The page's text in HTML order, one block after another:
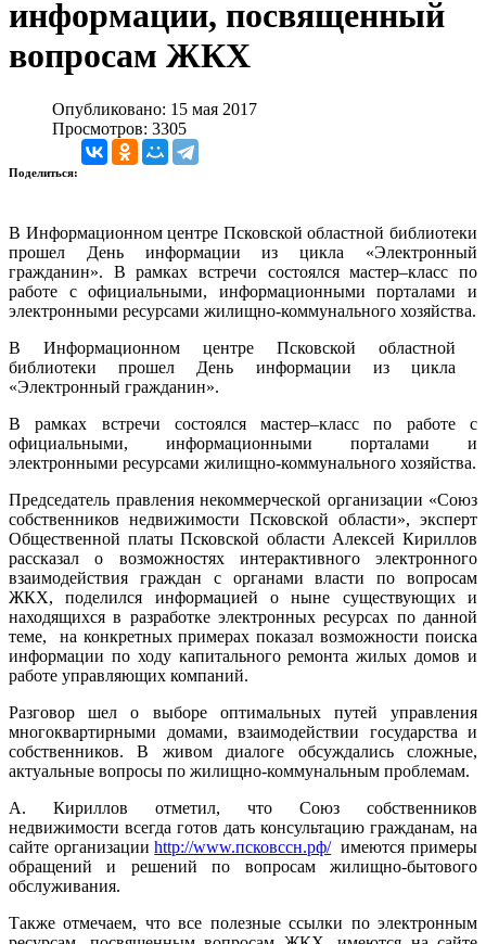
информации, посвященный
вопросам ЖКХ
Опубликовано: 15 мая 2017
Просмотров: 3305
Поделиться:
В Информационном центре Псковской областной библиотеки
прошел День информации из цикла «Электронный
гражданин». В рамках встречи состоялся мастер–класс по
работе с официальными, информационными порталами и
электронными ресурсами жилищно-коммунального хозяйства.
В Информационном центре Псковской областной
библиотеки прошел День информации из цикла
«Электронный гражданин».
В рамках встречи состоялся мастер–класс по работе с
официальными, информационными порталами и
электронными ресурсами жилищно-коммунального хозяйства.
Председатель правления некоммерческой организации «Союз
собственников недвижимости Псковской области», эксперт
Общественной платы Псковской области Алексей Кириллов
рассказал о возможностях интерактивного электронного
взаимодействия граждан с органами власти по вопросам
ЖКХ, поделился информацией о ныне существующих и
находящихся в разработке электронных ресурсах по данной
теме, на конкретных примерах показал возможности поиска
информации по ходу капитального ремонта жилых домов и
работе управляющих компаний.
Разговор шел о выборе оптимальных путей управления
многоквартирными домами, взаимодействии государства и
собственников. В живом диалоге обсуждались сложные,
актуальные вопросы по жилищно-коммунальным проблемам.
А. Кириллов отметил, что Союз собственников
недвижимости всегда готов дать консультацию гражданам, на
сайте организацииhttp://www.псковссн.рф/имеются примеры
обращений и решений по вопросам жилищно-бытового
обслуживания.
Также отмечаем, что все полезные ссылки по электронным